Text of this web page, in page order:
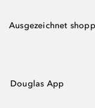
Ausgezeichnet
Douglas App